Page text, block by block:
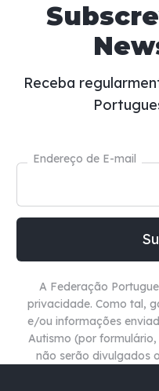
Receba
Endereço de E-mail
A Federação
privacidade. Como tal,
e/ou informações
Autismo (por
não serão divulgados